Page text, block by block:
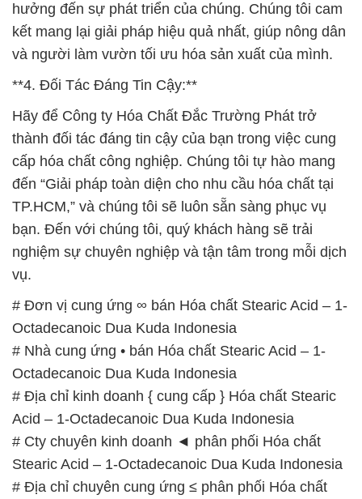
hưởng đến sự phát triển của chúng. Chúng tôi cam
kết mang lại giải pháp hiệu quả nhất, giúp nông dân
và người làm vườn tối ưu hóa sản xuất của mình.
**4. Đối Tác Đáng Tin Cậy:**
Hãy để Công ty Hóa Chất Đắc Trường Phát trở
thành đối tác đáng tin cậy của bạn trong việc cung
cấp hóa chất công nghiệp. Chúng tôi tự hào mang
đến “Giải pháp toàn diện cho nhu cầu hóa chất tại
TP.HCM,” và chúng tôi sẽ luôn sẵn sàng phục vụ
bạn. Đến với chúng tôi, quý khách hàng sẽ trải
nghiệm sự chuyên nghiệp và tận tâm trong mỗi dịch
vụ.
# Đơn vị cung ứng ∞ bán Hóa chất Stearic Acid – 1-
Octadecanoic Dua Kuda Indonesia
# Nhà cung ứng • bán Hóa chất Stearic Acid – 1-
Octadecanoic Dua Kuda Indonesia
# Địa chỉ kinh doanh { cung cấp } Hóa chất Stearic
Acid – 1-Octadecanoic Dua Kuda Indonesia
# Cty chuyên kinh doanh ◄ phân phối Hóa chất
Stearic Acid – 1-Octadecanoic Dua Kuda Indonesia
# Địa chỉ chuyên cung ứng ≤ phân phối Hóa chất